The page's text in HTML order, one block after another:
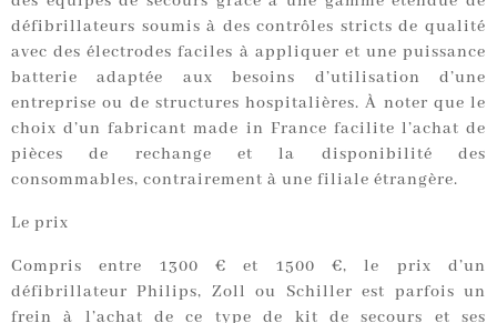
défibrillateurs soumis à des contrôles stricts de qualité
avec des électrodes faciles à appliquer et une puissance
batterie adaptée aux besoins d’utilisation d’une
entreprise ou de structures hospitalières. À noter que le
choix d’un fabricant made in France facilite l’achat de
pièces de rechange et la disponibilité des
consommables, contrairement à une filiale étrangère.
Le prix
Compris entre 1300 € et 1500 €, le prix d’un
défibrillateur Philips, Zoll ou Schiller est parfois un
frein à l’achat de ce type de kit de secours et ses